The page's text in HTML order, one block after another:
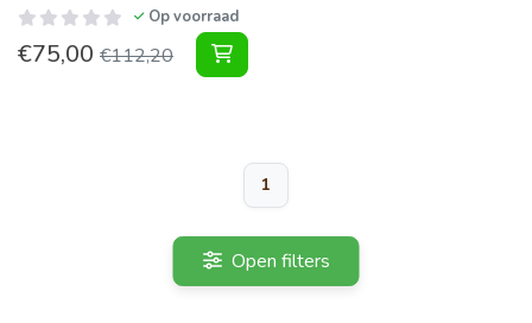
Op voorraad
€75,00 €112,20 Vacuumzakken Pakket XL voor
1
Open filters